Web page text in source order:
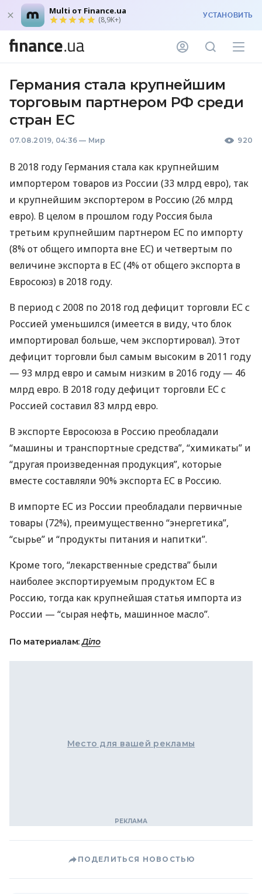
Multi от Finance.ua
(8,9K+) УСТАНОВИТЬ
Германия стала крупнейшим
торговым партнером РФ среди
стран ЕС
07.08.2019, 04:36 — Мир 920
В 2018 году Германия стала как крупнейшим
импортером товаров из России (33 млрд евро), так
и крупнейшим экспортером в Россию (26 млрд
евро). В целом в прошлом году Россия была
третьим крупнейшим партнером ЕС по импорту
(8% от общего импорта вне ЕС) и четвертым по
величине экспорта в ЕС (4% от общего экспорта в
Евросоюз) в 2018 году.
В период с 2008 по 2018 год дефицит торговли ЕС с
Россией уменьшился (имеется в виду, что блок
импортировал больше, чем экспортировал). Этот
дефицит торговли был самым высоким в 2011 году
— 93 млрд евро и самым низким в 2016 году — 46
млрд евро. В 2018 году дефицит торговли ЕС с
Россией составил 83 млрд евро.
В экспорте Евросоюза в Россию преобладали
“машины и транспортные средства”, “химикаты” и
“другая произведенная продукция”, которые
вместе составляли 90% экспорта ЕС в Россию.
В импорте ЕС из России преобладали первичные
товары (72%), преимущественно “энергетика”,
“сырье” и “продукты питания и напитки”.
Кроме того, “лекарственные средства” были
наиболее экспортируемым продуктом ЕС в
Россию, тогда как крупнейшая статья импорта из
России — “сырая нефть, машинное масло”.
По материалам:Діло
Место для вашей рекламы
ПОДЕЛИТЬСЯ НОВОСТЬЮ